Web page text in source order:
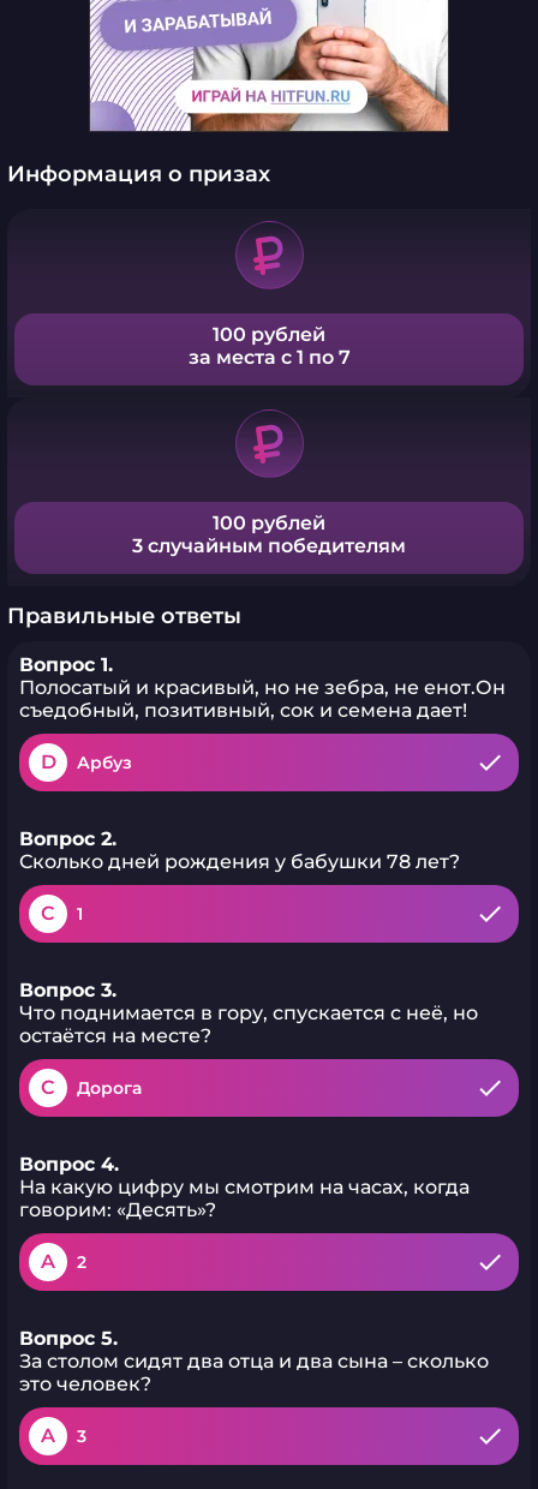
Информация о призах
100 рублей
за места с 1 по 7
100 рублей
3 случайным победителям
Правильные ответы
Вопрос 1.
Полосатый и красивый, но не зебра, не енот.Он
съедобный, позитивный, сок и семена дает!
D Арбуз
Вопрос 2.
Сколько дней рождения у бабушки 78 лет?
C 1
Вопрос 3.
Что поднимается в гору, спускается с неё, но
остаётся на месте?
C Дорога
Вопрос 4.
На какую цифру мы смотрим на часах, когда
говорим: «Десять»?
A 2
Вопрос 5.
За столом сидят два отца и два сына – сколько
это человек?
A 3